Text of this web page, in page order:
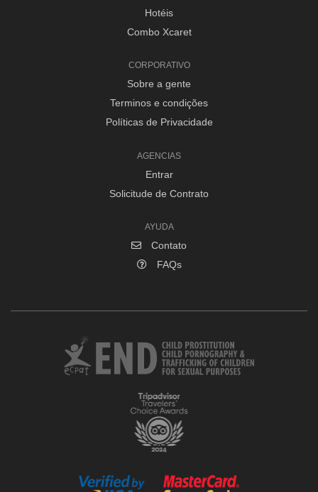
Hotéis
Combo Xcaret
CORPORATIVO
Sobre a gente
Terminos e condições
Políticas de Privacidade
AGENCIAS
Entrar
Solicitude de Contrato
AYUDA
Contato
FAQs